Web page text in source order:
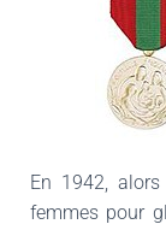
En 1942,
femmes pour